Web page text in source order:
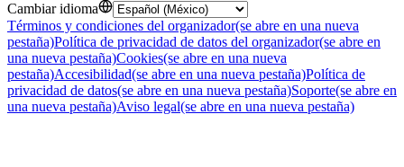
Cambiar idioma
Términos y condiciones del organizador(se abre en una nueva
pestaña)Política de privacidad de datos del organizador(se abre en
una nueva pestaña)Cookies(se abre en una nueva
pestaña)Accesibilidad(se abre en una nueva pestaña)Política de
privacidad de datos(se abre en una nueva pestaña)Soporte(se abre en
una nueva pestaña)Aviso legal(se abre en una nueva pestaña)